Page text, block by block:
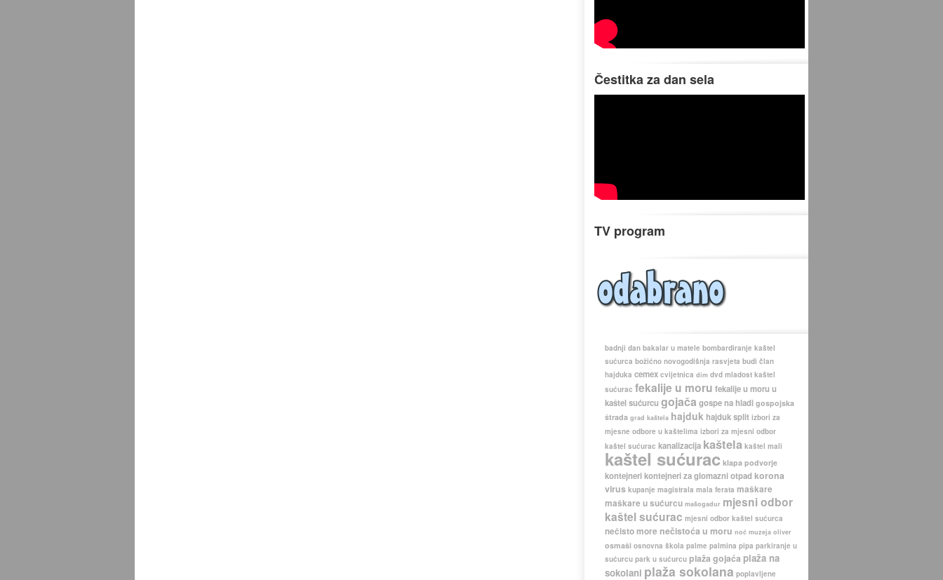
Čestitka za dan sela
TV program
badnji dan bakalar u matele bombardiranje kaštel
sućurca božićno novogodišnja rasvjeta budi član
hajduka cemex cvijetnica dim dvd mladost kaštel
sućurac fekalije u moru fekalije u moru u
kaštel sućurcu gojača gospe na hladi gospojska
štrada grad kaštela hajduk hajduk split izbori za
mjesne odbore u kaštelima izbori za mjesni odbor
kaštel sućurac kanalizacija kaštela kaštel mali
kaštel sućurac klapa podvorje
kontejnerikontejneri za glomazni otpad korona
virus kupanje magistrala mala ferata maškare
maškare u sućurcu mašogadur mjesni odbor
kaštel sućurac mjesni odbor kaštel sućurca
nečisto more nečistoća u moru noć muzeja oliver
osmaši osnovna škola palme palmina pipa parkiranje u
sućurcu park u sućurcu plaža gojaća plaža na
sokolani plaža sokolana poplavljene